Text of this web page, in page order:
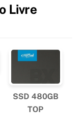
Livre
SSD 480GB
TOP